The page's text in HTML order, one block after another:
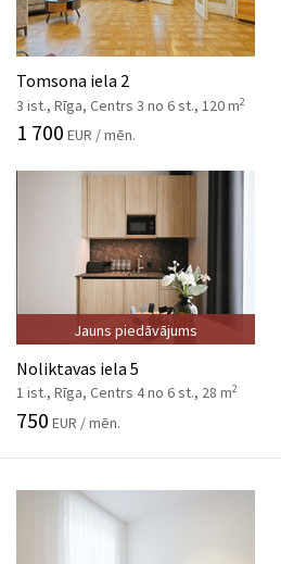
Tomsona iela 2
3 ist., Rīga, Centrs 3 no 6 st., 120 m2
1 700 EUR / mēn.
Jauns piedāvājums
Noliktavas iela 5
1 ist., Rīga, Centrs 4 no 6 st., 28 m2
750 EUR / mēn.